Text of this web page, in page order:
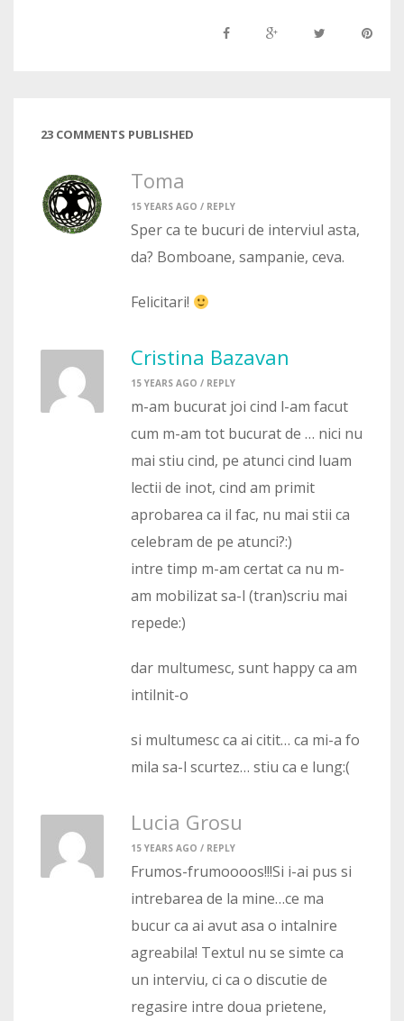
23 COMMENTS PUBLISHED
Toma
15 YEARS AGO / REPLY
Sper ca te bucuri de interviul asta,
da? Bomboane, sampanie, ceva.
Felicitari!
Cristina Bazavan
15 YEARS AGO / REPLY
m-am bucurat joi cind l-am facut
cum m-am tot bucurat de … nici nu
mai stiu cind, pe atunci cind luam
lectii de inot, cind am primit
aprobarea ca il fac, nu mai stii ca
celebram de pe atunci?:)
intre timp m-am certat ca nu m-
am mobilizat sa-l (tran)scriu mai
repede:)
dar multumesc, sunt happy ca am
intilnit-o
si multumesc ca ai citit… ca mi-a fo
mila sa-l scurtez… stiu ca e lung:(
Lucia Grosu
15 YEARS AGO / REPLY
Frumos-frumoooos!!!Si i-ai pus si
intrebarea de la mine…ce ma
bucur ca ai avut asa o intalnire
agreabila! Textul nu se simte ca
un interviu, ci ca o discutie de
regasire intre doua prietene,